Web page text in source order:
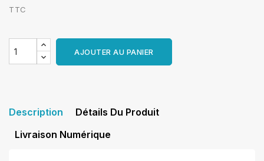
TTC
AJOUTER AU PANIER
Description
Détails Du Produit
Livraison Numérique